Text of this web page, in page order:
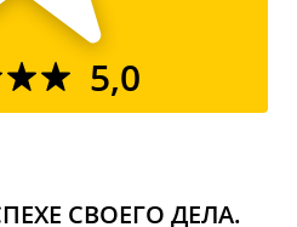
5,0
СВОЕГО ДЕЛА.